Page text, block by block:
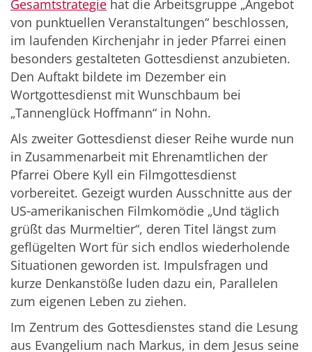
Gesamtstrategie hat die Arbeitsgruppe „Angebot
von punktuellen Veranstaltungen“ beschlossen,
im laufenden Kirchenjahr in jeder Pfarrei einen
besonders gestalteten Gottesdienst anzubieten.
Den Auftakt bildete im Dezember ein
Wortgottesdienst mit Wunschbaum bei
„Tannenglück Hoffmann“ in Nohn.
Als zweiter Gottesdienst dieser Reihe wurde nun
in Zusammenarbeit mit Ehrenamtlichen der
Pfarrei Obere Kyll ein Filmgottesdienst
vorbereitet. Gezeigt wurden Ausschnitte aus der
US‑amerikanischen Filmkomödie „Und täglich
grüßt das Murmeltier“, deren Titel längst zum
geflügelten Wort für sich endlos wiederholende
Situationen geworden ist. Impulsfragen und
kurze Denkanstöße luden dazu ein, Parallelen
zum eigenen Leben zu ziehen.
Im Zentrum des Gottesdienstes stand die Lesung
aus Evangelium nach Markus, in dem Jesus seine